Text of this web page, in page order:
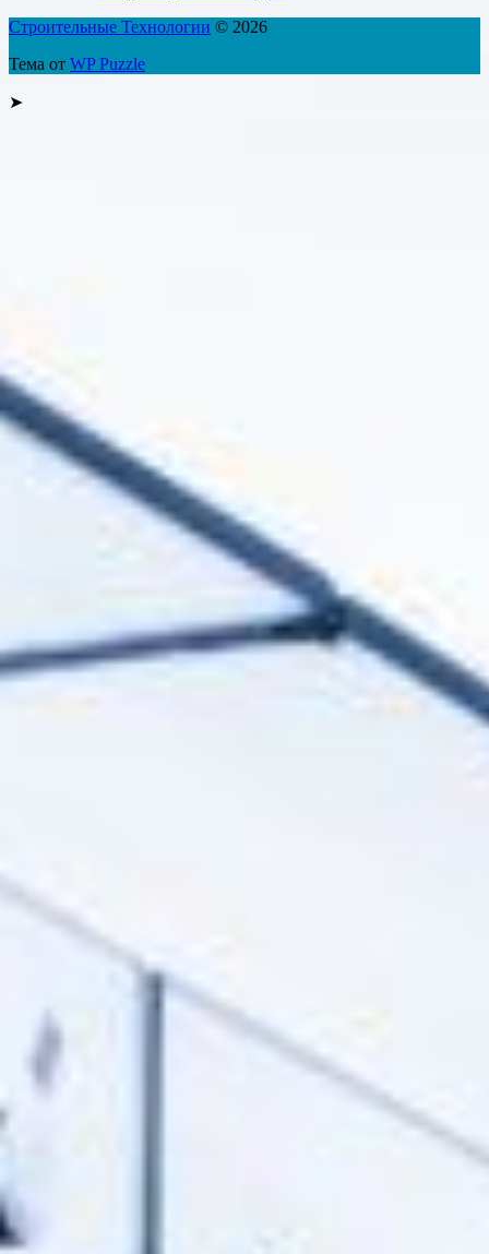
Строительные Технологии © 2026
Тема от WP Puzzle
➤